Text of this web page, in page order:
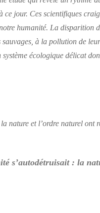
ce jour. Ces scientifiques
humanité. La disparition
à la pollution de
système écologique délicat
nature et l’ordre naturel ont
s’autodétruisait : la